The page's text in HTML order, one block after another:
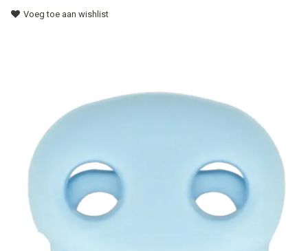
Fournituren
Naaimachines
Workshops
Tips & tricks
Cadeaubon
Voeg toe aan wishlist